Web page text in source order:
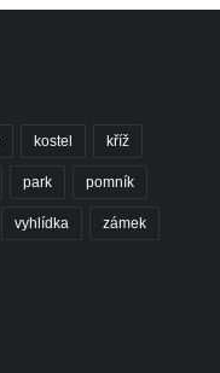
kostel kříž
park pomník
vyhlídka zámek